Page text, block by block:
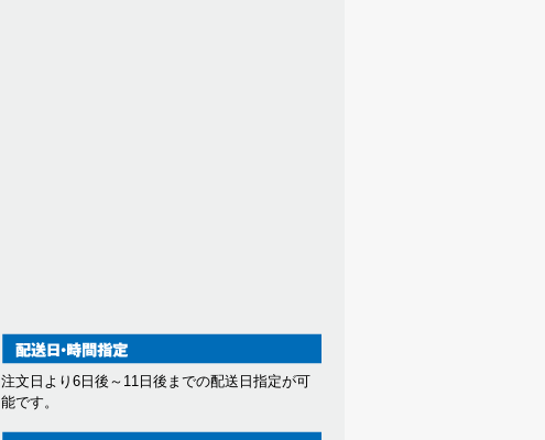
注文日より6日後～11日後までの配送日指定が可
能です。